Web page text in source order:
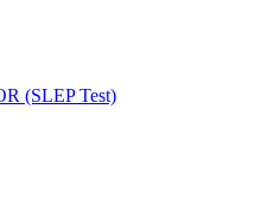
(SLEP Test)